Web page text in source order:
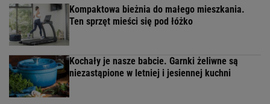
Kompaktowa bieżnia do małego mieszkania.
Ten sprzęt mieści się pod łóżko
Kochały je nasze babcie. Garnki żeliwne są
niezastąpione w letniej i jesiennej kuchni